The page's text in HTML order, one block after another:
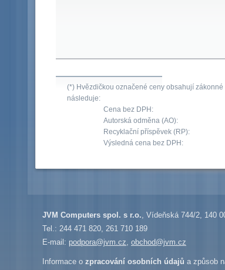
(*) Hvězdičkou označené ceny obsahují
následuje:
Cena bez DPH:
Autorská odměna (AO):
Recyklační příspěvek (RP):
Výsledná cena bez DPH:
JVM Computers spol. s r.o., Vídeňská 744/2, 140
Tel.: 244 471 820, 261 710 189
E-mail: podpora@jvm.cz, obchod@jvm.cz
Informace o zpracování osobních údajů a způsob